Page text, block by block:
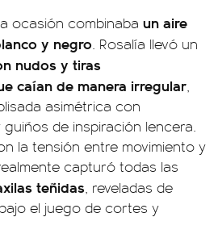
ocasión combinaba un aire
y negro. Rosalía llevó un
nudos y tiras
caían de manera irregular,
asimétrica con
de inspiración lencera.
la tensión entre movimiento y
capturó todas las
teñidas, reveladas de
el juego de cortes y